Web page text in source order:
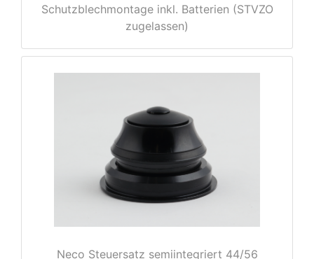
Schutzblechmontage inkl. Batterien (STVZO
zugelassen)
Neco Steuersatz semiintegriert 44/56